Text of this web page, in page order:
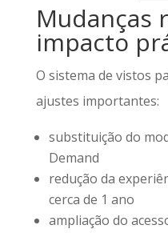
Mudanças
impacto
O sistema de vistos
ajustes importantes:
substituição do
Demand
redução da
cerca de 1 ano
ampliação do